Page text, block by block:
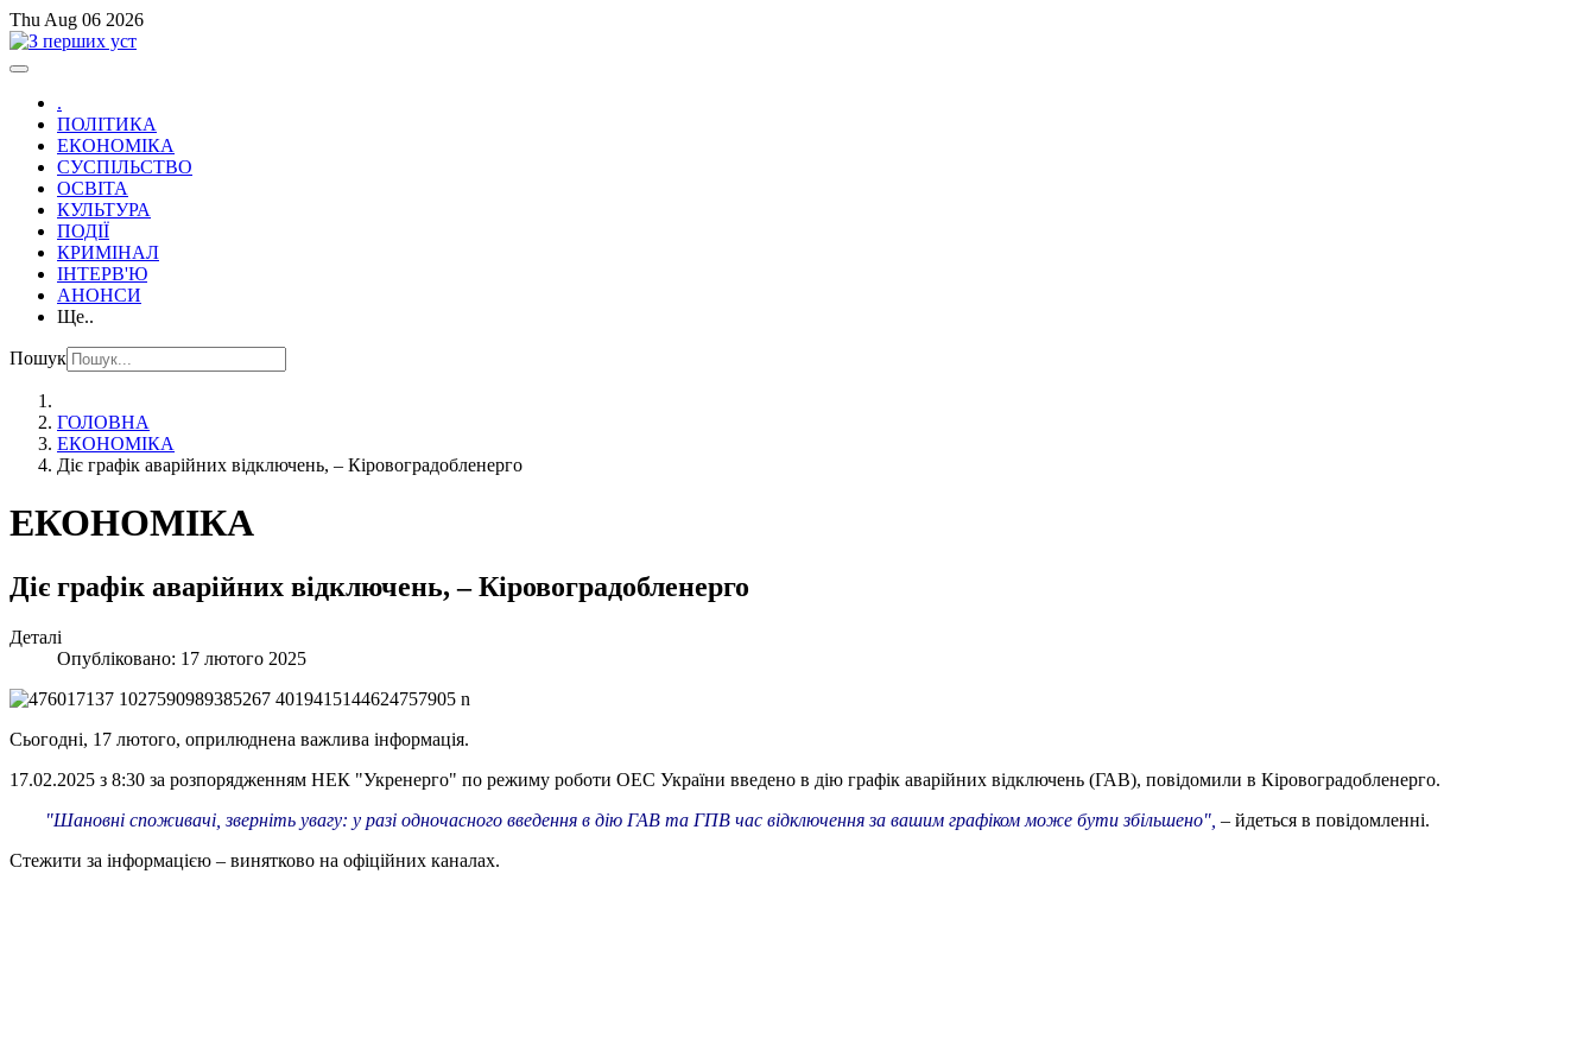
Thu Aug 06 2026
.
ПОЛІТИКА
ЕКОНОМІКА
СУСПІЛЬСТВО
ОСВІТА
КУЛЬТУРА
ПОДІЇ
КРИМІНАЛ
ІНТЕРВ'Ю
АНОНСИ
Ще..
Пошук
ГОЛОВНА
ЕКОНОМІКА
Діє графік аварійних відключень, – Кіровоградобленерго
ЕКОНОМІКА
Діє графік аварійних відключень, – Кіровоградобленерго
Деталі
Опубліковано: 17 лютого 2025
Сьогодні, 17 лютого, оприлюднена важлива інформація.
17.02.2025 з 8:30 за розпорядженням НЕК "Укренерго" по режиму роботи ОЕС України введено в дію графік аварійних відключень (ГАВ), повідомили в Кіровоградобленерго.
"Шановні споживачі, зверніть увагу: у разі одночасного введення в дію ГАВ та ГПВ час відключення за вашим графіком може бути збільшено", – йдеться в повідомленні.
Стежити за інформацією – винятково на офіційних каналах.